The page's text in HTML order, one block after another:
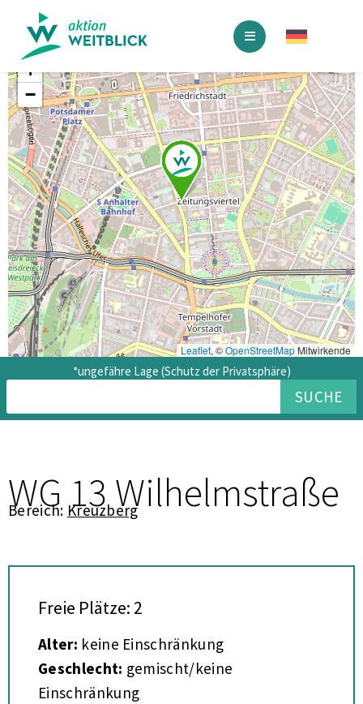
+
−
Leaflet, ©OpenStreetMapMitwirkende
*ungefähre Lage (Schutz der Privatsphäre)
SUCHE
WG 13 Wilhelmstraße
Bereich: Kreuzberg
Freie Plätze: 2
Alter: keine Einschränkung
Geschlecht: gemischt/keine
Einschränkung